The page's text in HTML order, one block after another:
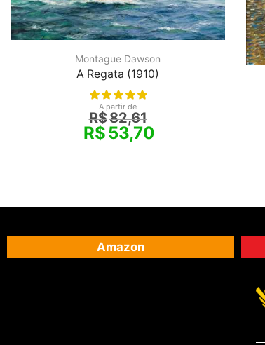
Montague Dawson
A Regata (1910)
A partir de
R$82,61
R$53,70
Amazon